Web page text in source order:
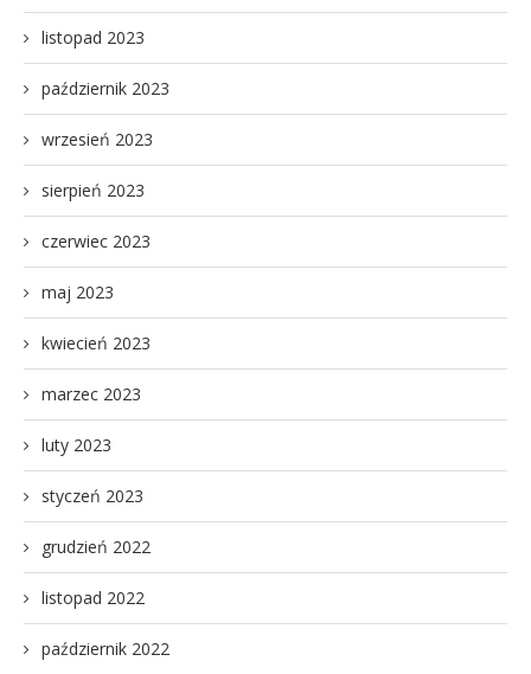
listopad 2023
październik 2023
wrzesień 2023
sierpień 2023
czerwiec 2023
maj 2023
kwiecień 2023
marzec 2023
luty 2023
styczeń 2023
grudzień 2022
listopad 2022
październik 2022